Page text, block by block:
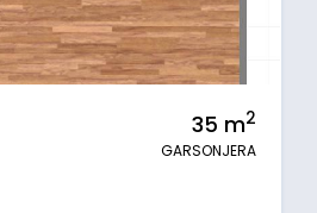
35 m2
GARSONJERA